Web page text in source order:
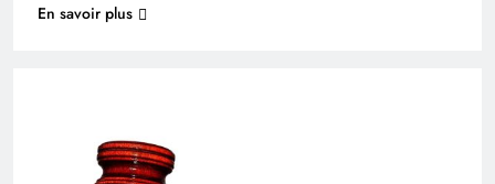
En savoir plus